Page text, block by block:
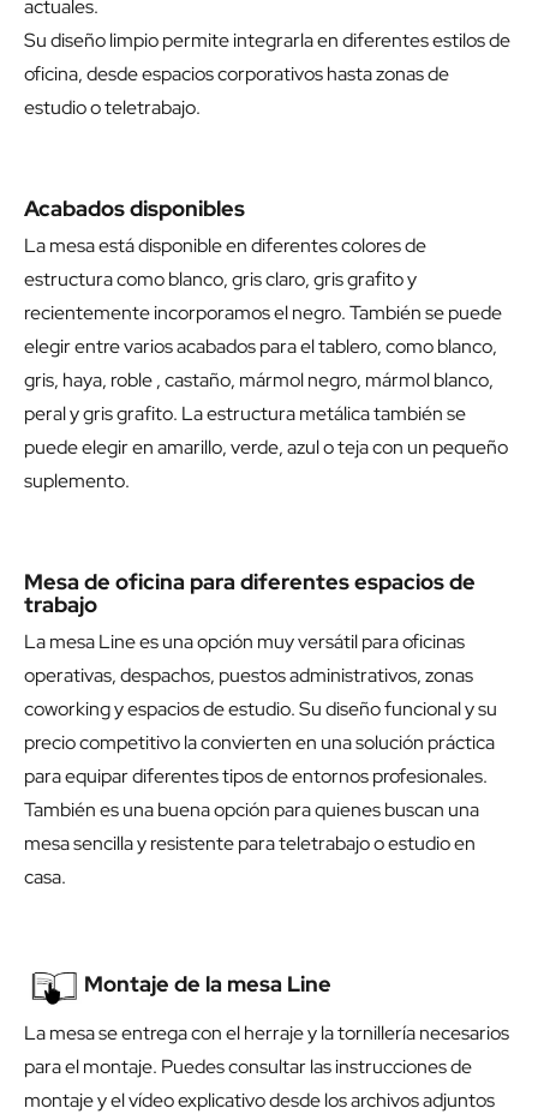
actuales.
Su diseño limpio permite integrarla en diferentes estilos de
oficina, desde espacios corporativos hasta zonas de
estudio o teletrabajo.
Acabados disponibles
La mesa está disponible en diferentes colores de
estructura como blanco, gris claro, gris grafito y
recientemente incorporamos el negro. También se puede
elegir entre varios acabados para el tablero, como blanco,
gris, haya, roble , castaño, mármol negro, mármol blanco,
peral y gris grafito. La estructura metálica también se
puede elegir en amarillo, verde, azul o teja con un pequeño
suplemento.
Mesa de oficina para diferentes espacios de
trabajo
La mesa Line es una opción muy versátil para oficinas
operativas, despachos, puestos administrativos, zonas
coworking y espacios de estudio. Su diseño funcional y su
precio competitivo la convierten en una solución práctica
para equipar diferentes tipos de entornos profesionales.
También es una buena opción para quienes buscan una
mesa sencilla y resistente para teletrabajo o estudio en
casa.
Montaje de la mesa Line
La mesa se entrega con el herraje y la tornillería necesarios
para el montaje. Puedes consultar las instrucciones de
montaje y el vídeo explicativo desde los archivos adjuntos